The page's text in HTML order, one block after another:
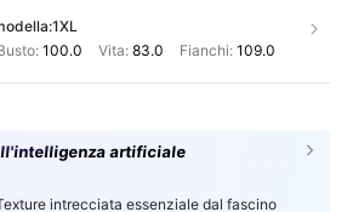
1XL
100.0 Vita: 83.0 Fianchi: 109.0
artificiale
intrecciata essenziale dal fascino